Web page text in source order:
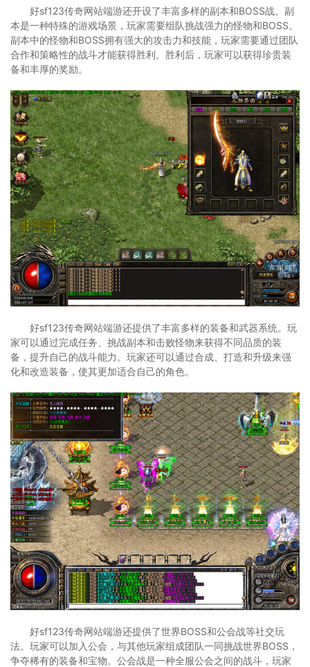
好sf123传奇网站端游还开设了丰富多样的副本和BOSS战。副
本是一种特殊的游戏场景，玩家需要组队挑战强力的怪物和BOSS。
副本中的怪物和BOSS拥有强大的攻击力和技能，玩家需要通过团队
合作和策略性的战斗才能获得胜利。胜利后，玩家可以获得珍贵装
备和丰厚的奖励。
好sf123传奇网站端游还提供了丰富多样的装备和武器系统。玩
家可以通过完成任务、挑战副本和击败怪物来获得不同品质的装
备，提升自己的战斗能力。玩家还可以通过合成、打造和升级来强
化和改造装备，使其更加适合自己的角色。
好sf123传奇网站端游还提供了世界BOSS和公会战等社交玩
法。玩家可以加入公会，与其他玩家组成团队一同挑战世界BOSS，
争夺稀有的装备和宝物。公会战是一种全服公会之间的战斗，玩家